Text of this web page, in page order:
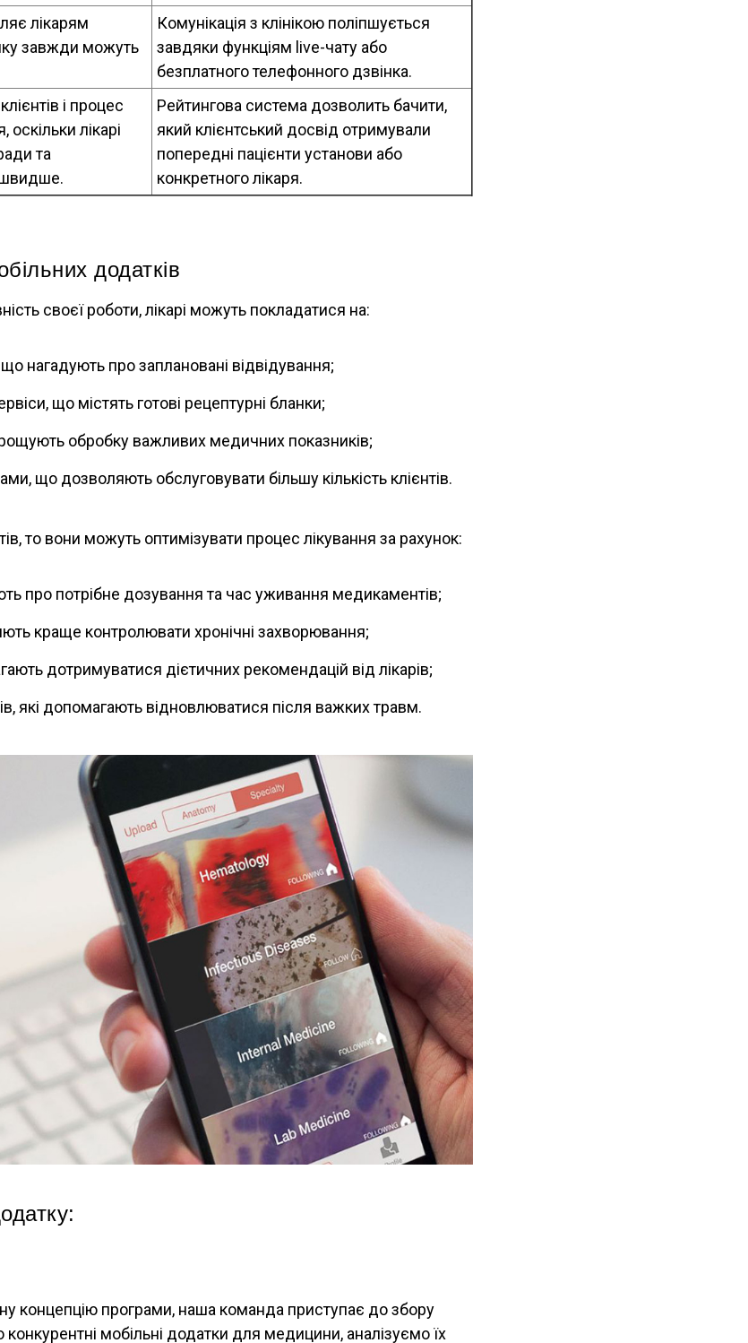
лікарям
завжди можуть
Комунікація з клінікою поліпшується
завдяки функціям live-чату або
безплатного телефонного дзвінка.
і процес
лікарі
та
швидше.
Рейтингова система дозволить бачити,
який клієнтський досвід отримували
попередні пацієнти установи або
конкретного лікаря.
додатків
своєї роботи, лікарі можуть покладатися на:
нагадують про заплановані відвідування;
що містять готові рецептурні бланки;
обробку важливих медичних показників;
що дозволяють обслуговувати більшу кількість клієнтів.
то вони можуть оптимізувати процес лікування за рахунок:
про потрібне дозування та час уживання медикаментів;
краще контролювати хронічні захворювання;
дотримуватися дієтичних рекомендацій від лікарів;
які допомагають відновлюватися після важких травм.
концепцію програми, наша команда приступає до збору
мобільні додатки для медицини, аналізуємо їх